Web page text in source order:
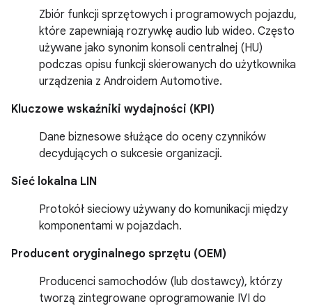
Zbiór funkcji sprzętowych i programowych pojazdu,
które zapewniają rozrywkę audio lub wideo. Często
używane jako synonim konsoli centralnej (HU)
podczas opisu funkcji skierowanych do użytkownika
urządzenia z Androidem Automotive.
Kluczowe wskaźniki wydajności (KPI)
Dane biznesowe służące do oceny czynników
decydujących o sukcesie organizacji.
Sieć lokalna LIN
Protokół sieciowy używany do komunikacji między
komponentami w pojazdach.
Producent oryginalnego sprzętu (OEM)
Producenci samochodów (lub dostawcy), którzy
tworzą zintegrowane oprogramowanie IVI do